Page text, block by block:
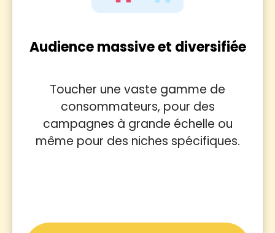
Audience massive et diversifiée
Toucher une vaste gamme de
consommateurs, pour des
campagnes à grande échelle ou
même pour des niches spécifiques.